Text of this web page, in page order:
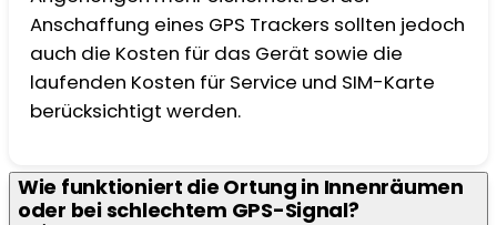
Anschaffung eines GPS Trackers sollten jedoch
auch die Kosten für das Gerät sowie die
laufenden Kosten für Service und SIM-Karte
berücksichtigt werden.
Wie funktioniert die Ortung in Innenräumen
oder bei schlechtem GPS-Signal?